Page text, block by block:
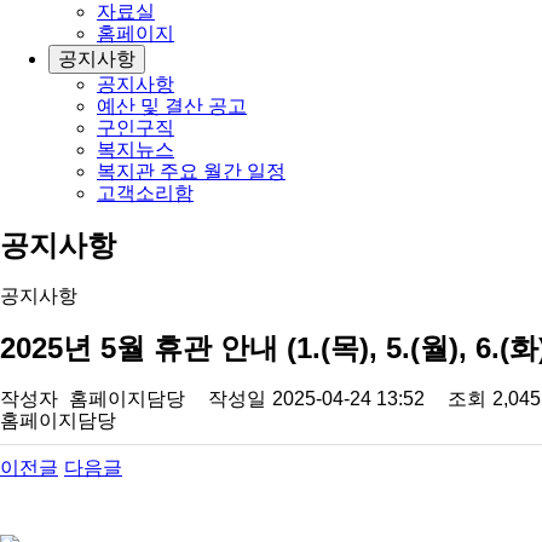
자료실
홈페이지
공지사항
공지사항
예산 및 결산 공고
구인구직
복지뉴스
복지관 주요 월간 일정
고객소리함
공지사항
공지사항
2025년 5월 휴관 안내 (1.(목), 5.(월), 6.(
작성자 홈페이지담당 작성일 2025-04-24 13:52 조회 2,045
홈페이지담당
이전글 다음글